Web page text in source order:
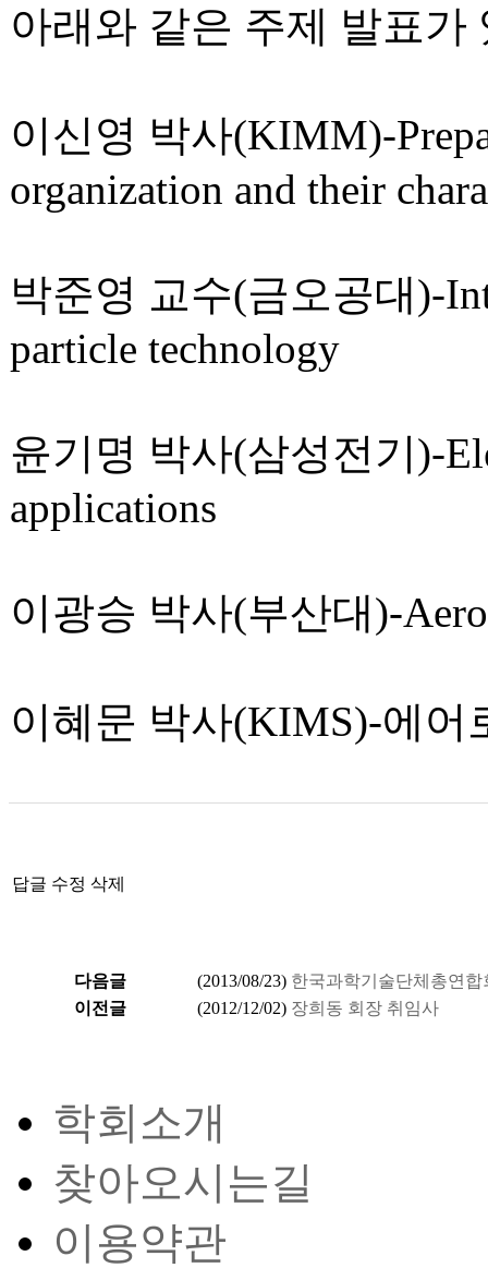
아래와 같은 주제 발표가
이신영 박사(KIMM)-
organization and their
박준영 교수(금오공대)-
particle technology
윤기명 박사(삼성전기)-
applications
이광승 박사(부산대)-
이혜문 박사(KIMS)-에어
답글 수정 삭제
다음글 (2013/08/23) 한국과학기술단체총연
이전글
(2012/12/02) 장희동 회장 취임사
학회소개
찾아오시는길
이용약관